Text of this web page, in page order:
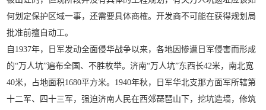
何划定保护区域一事，还需要具体商榷。开发商不可能在获得规划局
批准前擅自动工。
自1937年，日军发动全面侵华战争以来，各地因惨遭日军侵害而形成
的“万人坑”遍布全国、不胜枚举。济南“万人坑”东西长42米，南北宽
40米，占地面积1680平方米。1940年秋，日军华北支那方面军所辖第
十二军、四十三军，强迫济南人民在西郊琵琶山下，挖坑造墙，修筑